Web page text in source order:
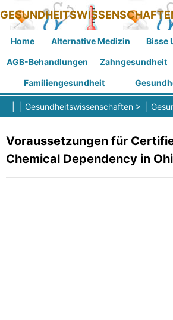
Home Alternative Medizin Bisse
AGB-Behandlungen Zahngesundheit
Familiengesundheit
Gesundheitswissenschaften > |
Voraussetzungen für
Chemical Dependency in